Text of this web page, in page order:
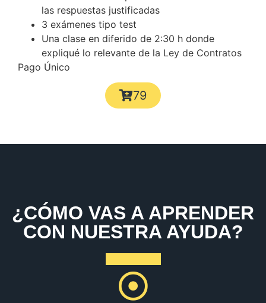
las respuestas justificadas
3 exámenes tipo test
Una clase en diferido de 2:30 h donde
expliqué lo relevante de la Ley de Contratos
Pago Único
79
¿CÓMO VAS A APRENDER
CON NUESTRA AYUDA?